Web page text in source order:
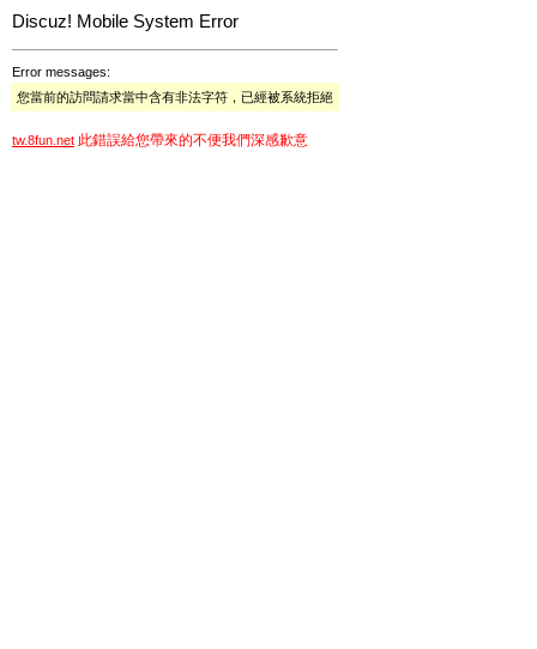
Discuz! Mobile System Error
Error messages:
您當前的訪問請求當中含有非法字符，已經被系統拒絕
tw.8fun.net 此錯誤給您帶來的不便我們深感歉意